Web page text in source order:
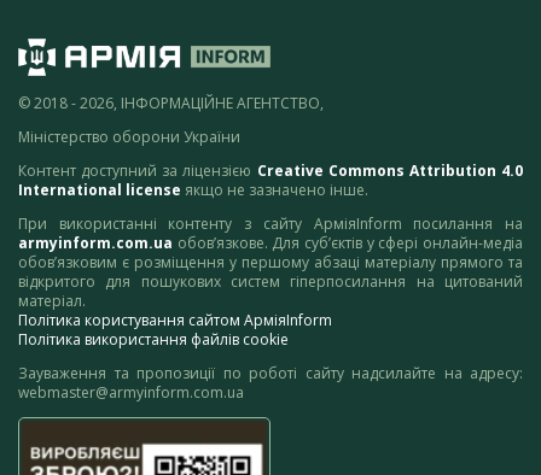
© 2018 - 2026, ІНФОРМАЦІЙНЕ АГЕНТСТВО,
Міністерство оборони України
Контент доступний за ліцензією Creative Commons Attribution 4.0
International license якщо не зазначено інше.
При використанні контенту з сайту АрміяInform посилання на
armyinform.com.ua обов’язкове. Для суб’єктів у сфері онлайн-медіа
обов’язковим є розміщення у першому абзаці матеріалу прямого та
відкритого для пошукових систем гіперпосилання на цитований
матеріал.
Політика користування сайтом АрміяInform
Політика використання файлів cookie
Зауваження та пропозиції по роботі сайту надсилайте на адресу:
webmaster@armyinform.com.ua